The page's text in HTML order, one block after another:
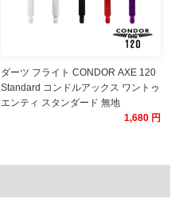
ダーツ フライト CONDOR AXE 120
Standard コンドルアックス ワントゥ
エンティ スタンダード 無地
1,680 円